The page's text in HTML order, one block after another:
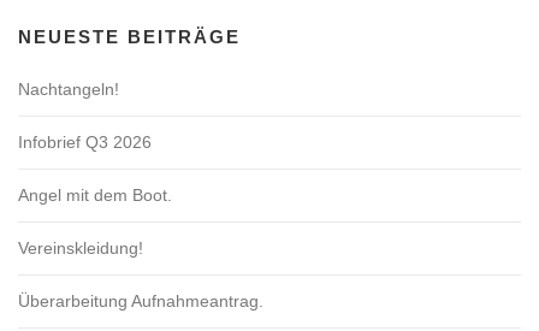
NEUESTE BEITRÄGE
Nachtangeln!
Infobrief Q3 2026
Angel mit dem Boot.
Vereinskleidung!
Überarbeitung Aufnahmeantrag.